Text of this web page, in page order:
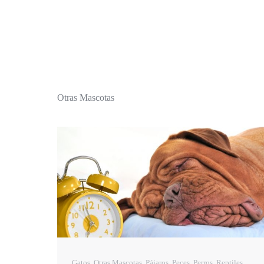
Otras Mascotas